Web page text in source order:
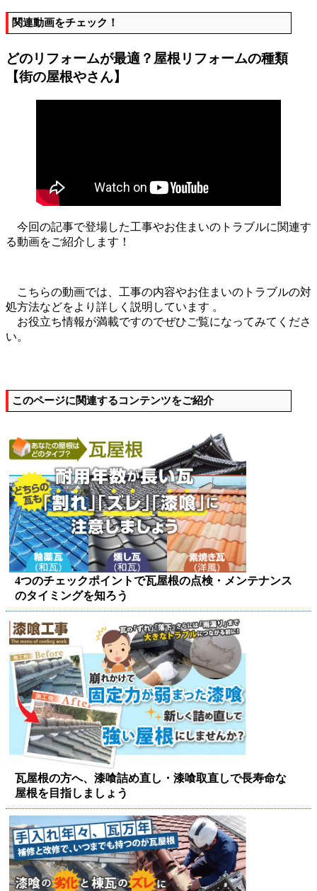
関連動画をチェック！
どのリフォームが最適？屋根リフォームの種類
【街の屋根やさん】
今回の記事で登場した工事やお住まいのトラブルに関連す
る動画をご紹介します！
こちらの動画では、工事の内容やお住まいのトラブルの対
処方法などをより詳しく説明しています 。
お役立ち情報が満載ですのでぜひご覧になってみてくださ
い。
このページに関連するコンテンツをご紹介
4つのチェックポイントで瓦屋根の点検・メンテナンス
のタイミングを知ろう
瓦屋根の方へ、漆喰詰め直し・漆喰取直しで長寿命な
屋根を目指しましょう